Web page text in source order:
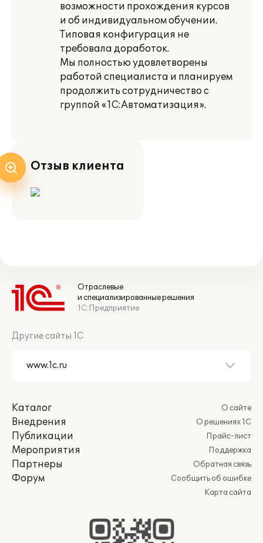
возможности прохождения курсов
и об индивидуальном обучении.
Типовая конфигурация не
требовала доработок.
Мы полностью удовлетворены
работой специалиста и планируем
продолжить сотрудничество с
группой «1С:Автоматизация».
Отзыв клиента
Отраслевые
и специализированные решения
1С:Предприятие
Другие сайты 1С
Каталог
Внедрения
Публикации
Мероприятия
Партнеры
Форум
О сайте
О решениях 1С
Прайс-лист
Поддержка
Обратная связь
Сообщить об ошибке
Карта сайта